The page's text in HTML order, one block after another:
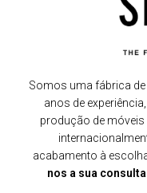
Somos uma fábrica
anos de
produção de
acabamento à
nos a sua